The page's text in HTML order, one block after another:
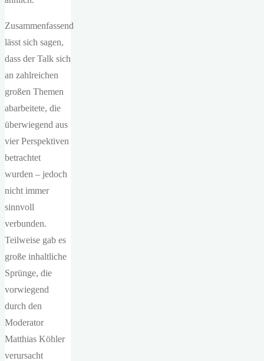
Zusammenfassend
lässt sich sagen,
dass der Talk sich
an zahlreichen
großen Themen
abarbeitete, die
überwiegend aus
vier Perspektiven
betrachtet
wurden – jedoch
nicht immer
sinnvoll
verbunden.
Teilweise gab es
große inhaltliche
Sprünge, die
vorwiegend
durch den
Moderator
Matthias Köhler
verursacht